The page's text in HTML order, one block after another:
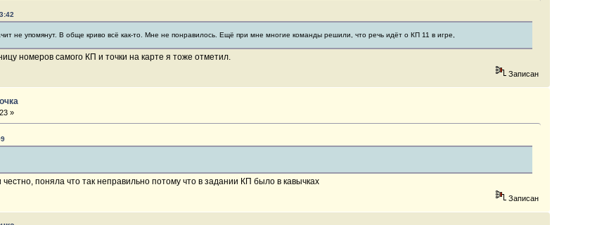
не упомянут. В обще криво всё как-то. Мне не понравилось. Ещё при мне многие команды решили, что речь идёт о КП 11 в игре,
номеров самого КП и точки на карте я тоже отметил.
Записан
»
поняла что так неправильно потому что в задании КП было в кавычках
Записан